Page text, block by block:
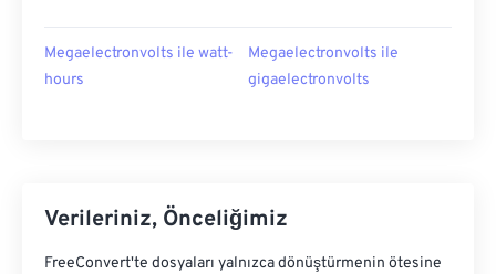
Megaelectronvolts ile watt-
hours
Megaelectronvolts ile
gigaelectronvolts
Verileriniz, Önceliğimiz
FreeConvert'te dosyaları yalnızca dönüştürmenin ötesine